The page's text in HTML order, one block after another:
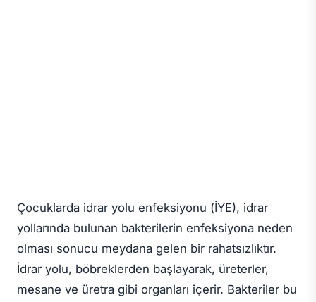
Çocuklarda idrar yolu enfeksiyonu (İYE), idrar
yollarında bulunan bakterilerin enfeksiyona neden
olması sonucu meydana gelen bir rahatsızlıktır.
İdrar yolu, böbreklerden başlayarak, üreterler,
mesane ve üretra gibi organları içerir. Bakteriler bu